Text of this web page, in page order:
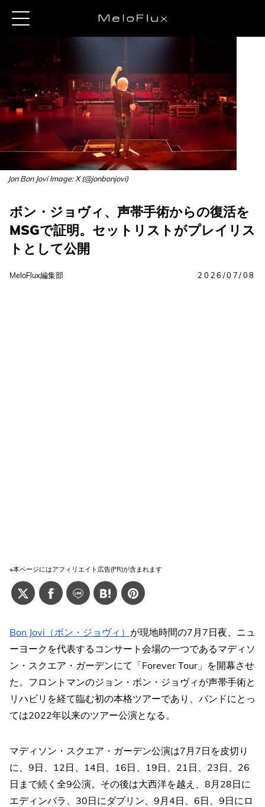
Jon Bon Jovi Image: X (@jonbonjovi)
ボン・ジョヴィ、声帯手術からの復活を
MSGで証明。セットリストがプレイリス
トとして公開
MeloFlux編集部 2026/07/08
※本ページにはアフィリエイト広告(PR)が含まれます
Bon Jovi（ボン・ジョヴィ） が現地時間の7月7日夜、ニュ
ーヨークを代表するコンサート会場の一つであるマディソ
ン・スクエア・ガーデンにて「Forever Tour」を開幕させ
た。フロントマンのジョン・ボン・ジョヴィが声帯手術と
リハビリを経て臨む初の本格ツアーであり、バンドにとっ
ては2022年以来のツアー公演となる。
マディソン・スクエア・ガーデン公演は7月7日を皮切り
に、9日、12日、14日、16日、19日、21日、23日、26
日まで続く全9公演。その後は大西洋を越え、8月28日に
エディンバラ、30日にダブリン、9月4日、6日、9日にロ